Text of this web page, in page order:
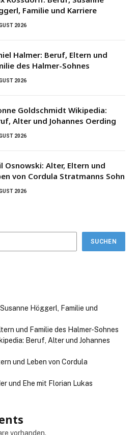
Familie und Karriere
2026
Halmer: Beruf, Eltern und
des Halmer-Sohnes
2026
Goldschmidt Wikipedia:
Alter und Johannes Oerding
2026
Osnowski: Alter, Eltern und
von Cordula Stratmanns Sohn
2026
SUCHEN
Höggerl, Familie und
und Familie des Halmer-Sohnes
Beruf, Alter und Johannes
und Leben von Cordula
und Ehe mit Florian Lukas
vorhanden.